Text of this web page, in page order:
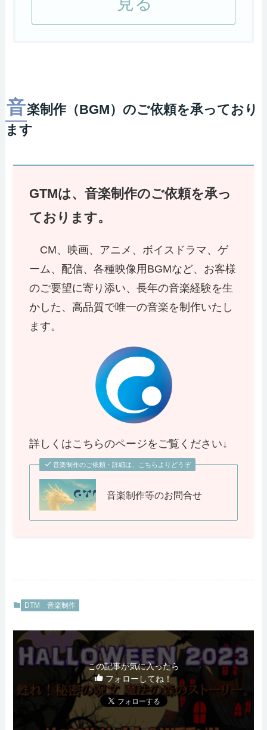
音楽制作（BGM）のご依頼を承っており
ます
GTMは、音楽制作のご依頼を承っ
ております。
CM、映画、アニメ、ボイスドラマ、ゲ
ーム、配信、各種映像用BGMなど、お客様
のご要望に寄り添い、長年の音楽経験を生
かした、高品質で唯一の音楽を制作いたし
ます。
詳しくはこちらのページをご覧ください↓
音楽制作のご依頼・詳細は、こちらよりどうぞ
音楽制作等のお問合せ
DTM 音楽制作
この記事が気に入ったら
フォローしてね！